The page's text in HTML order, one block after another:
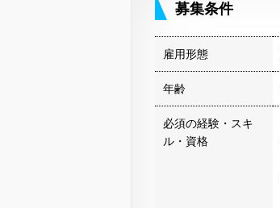
募集条件
雇用形態
年齢
必須の経験・スキ
ル・資格